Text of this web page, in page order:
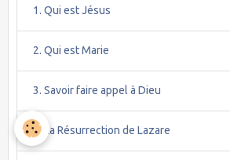
1. Qui est Jésus
2. Qui est Marie
3. Savoir faire appel à Dieu
4. La Résurrection de Lazare